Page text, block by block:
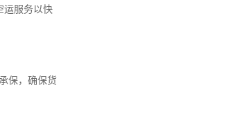
运服务以快
保，确保货